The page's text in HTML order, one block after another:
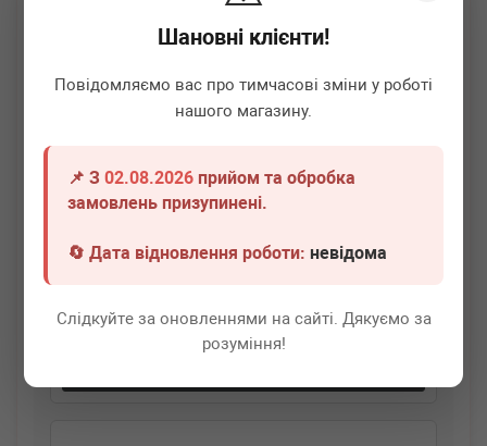
Шановні клієнти!
Повідомляємо вас про тимчасові зміни у роботі
нашого магазину.
📌 З02.08.2026 прийом та обробка
замовлень призупинені.
🔄 Дата відновлення роботи:невідома
Слідкуйте за оновленнями на сайті. Дякуємо за
розуміння!
AUTOTECHTEILE 100 4210
Всі ціни